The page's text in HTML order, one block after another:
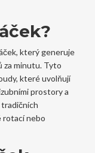
který generuje
za minutu. Tyto
které uvolňují
prostory a
rotací nebo